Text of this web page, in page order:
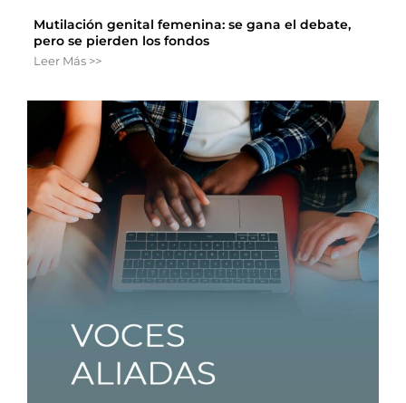
Mutilación genital femenina: se gana el debate,
pero se pierden los fondos
Leer Más >>